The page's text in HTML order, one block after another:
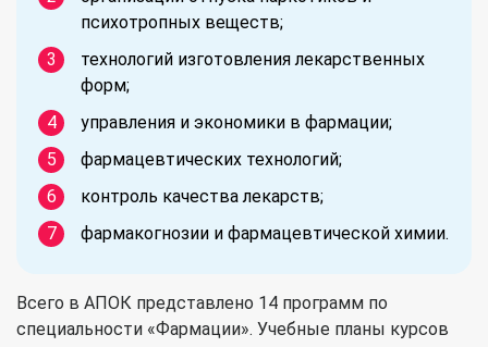
психотропных веществ;
технологий изготовления лекарственных
форм;
управления и экономики в фармации;
фармацевтических технологий;
контроль качества лекарств;
фармакогнозии и фармацевтической химии.
Всего в АПОК представлено 14 программ по
специальности «Фармации». Учебные планы курсов